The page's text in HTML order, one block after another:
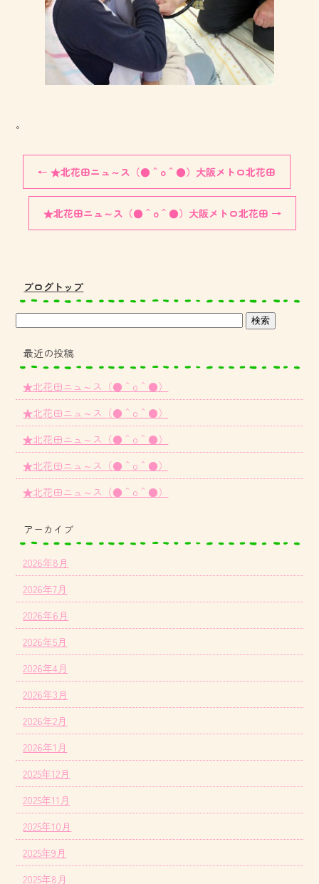
。
← ★北花田ニュ～ス（●＾o＾●）大阪メトロ北花田
★北花田ニュ～ス（●＾o＾●）大阪メトロ北花田 →
ブログトップ
最近の投稿
★北花田ニュ～ス（●＾o＾●）
★北花田ニュ～ス（●＾o＾●）
★北花田ニュ～ス（●＾o＾●）
★北花田ニュ～ス（●＾o＾●）
★北花田ニュ～ス（●＾o＾●）
アーカイブ
2026年8月
2026年7月
2026年6月
2026年5月
2026年4月
2026年3月
2026年2月
2026年1月
2025年12月
2025年11月
2025年10月
2025年9月
2025年8月